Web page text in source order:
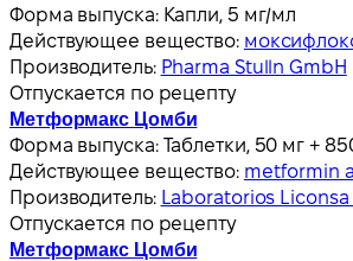
Форма выпуска: Капли, 5 мг/мл
Действующее вещество:
Производитель: Pharma Stulln GmbH
Отпускается по рецепту
Метформакс Цомби
Форма выпуска: Таблетки, 50 мг +
Действующее вещество: metformin
Производитель: Laboratorios Liconsa
Отпускается по рецепту
Метформакс Цомби